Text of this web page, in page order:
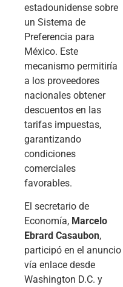
estadounidense sobre
un Sistema de
Preferencia para
México. Este
mecanismo permitiría
a los proveedores
nacionales obtener
descuentos en las
tarifas impuestas,
garantizando
condiciones
comerciales
favorables.
El secretario de
Economía, Marcelo
Ebrard Casaubon,
participó en el anuncio
vía enlace desde
Washington D.C. y